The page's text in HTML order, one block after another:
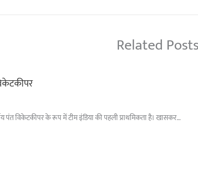
Related Posts
पंत विकेटकीपर के रूप में टीम इंडिया की पहली प्राथमिकता है। खासकर…